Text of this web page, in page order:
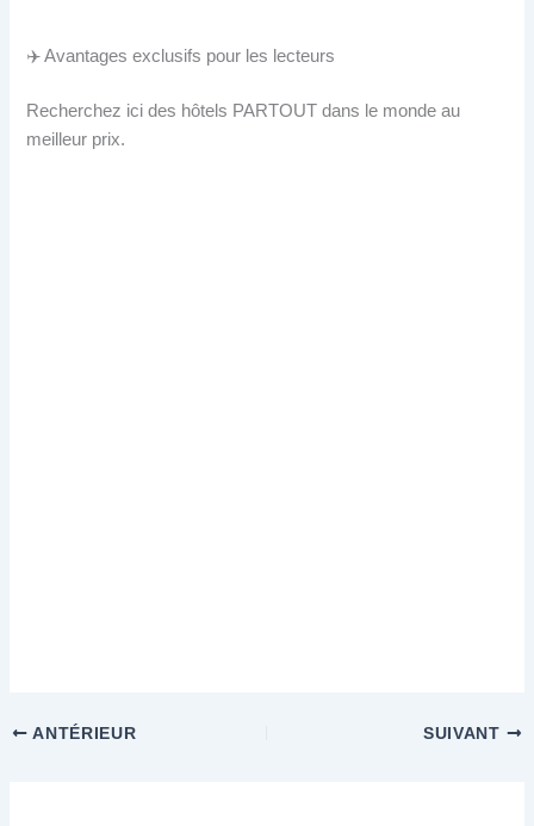
✈️ Avantages exclusifs pour les lecteurs
Recherchez ici des hôtels PARTOUT dans le monde au
meilleur prix.
ANTÉRIEUR SUIVANT